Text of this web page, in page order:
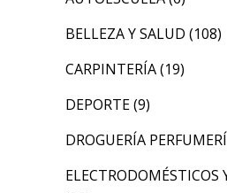
BELLEZA Y SALUD (108)
CARPINTERÍA(19)
DEPORTE(9)
DROGUERÍA
ELECTRODOMÉSTICOS